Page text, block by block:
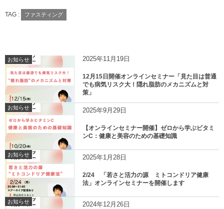
TAG : ファスティング
お知らせ 2025年11月19日
12月15日開催オンラインセミナー「見た目は普通
でも病気リスク大！隠れ脂肪のメカニズムと対
策」
お知らせ 2025年9月29日
【オンラインセミナー開催】ゼロから学ぶビタミ
ンC：健康と美容のための基礎知識
お知らせ 2025年1月28日
2/24 「若さと活力の源 ミトコンドリア健康
法」オンラインセミナーを開催します
お知らせ 2024年12月26日